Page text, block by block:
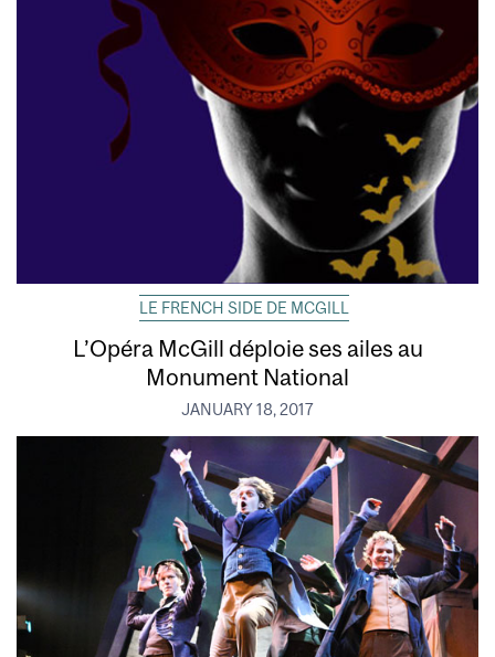
LE FRENCH SIDE DE MCGILL
L’Opéra McGill déploie ses ailes au
Monument National
JANUARY 18, 2017